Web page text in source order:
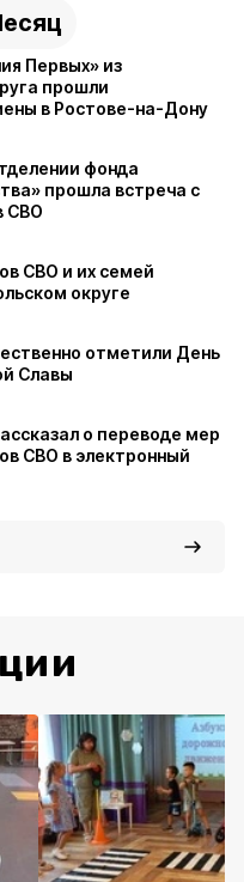
Первых» из
прошли
в Ростове-на-Дону
фонда
прошла встреча с
СВО
СВО и их семей
округе
отметили День
Славы
о переводе мер
СВО в электронный